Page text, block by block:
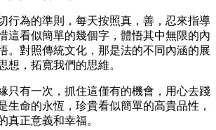
行為的準則，每天按照真，善，忍來指導
這看似簡單的幾個字，體悟其中無限的內
。對照傳統文化，那是法的不同內涵的展
想，拓寬我們的思維。
只有一次，抓住這僅有的機會，用心去踐
生命的永恆，珍貴看似簡單的高貴品性，
真正意義和幸福。